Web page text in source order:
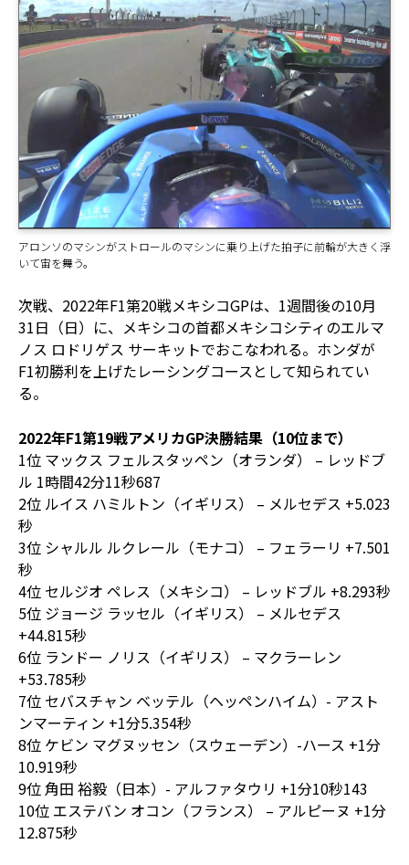
アロンソのマシンがストロールのマシンに乗り上げた拍子に前輪が大きく浮
いて宙を舞う。
次戦、2022年F1第20戦メキシコGPは、1週間後の10月
31日（日）に、メキシコの首都メキシコシティのエルマ
ノス ロドリゲス サーキットでおこなわれる。ホンダが
F1初勝利を上げたレーシングコースとして知られてい
る。
2022年F1第19戦アメリカGP決勝結果（10位まで）
1位 マックス フェルスタッペン（オランダ） – レッドブ
ル 1時間42分11秒687
2位 ルイス ハミルトン（イギリス） – メルセデス +5.023
秒
3位 シャルル ルクレール（モナコ） – フェラーリ +7.501
秒
4位 セルジオ ペレス（メキシコ） – レッドブル +8.293秒
5位 ジョージ ラッセル（イギリス） – メルセデス
+44.815秒
6位 ランドー ノリス（イギリス） – マクラーレン
+53.785秒
7位 セバスチャン ベッテル（ヘッペンハイム）- アスト
ンマーティン +1分5.354秒
8位 ケビン マグヌッセン（スウェーデン）-ハース +1分
10.919秒
9位 角田 裕毅（日本）- アルファタウリ +1分10秒143
10位 エステバン オコン（フランス） – アルピーヌ +1分
12.875秒